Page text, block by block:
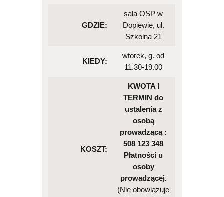
GDZIE:
sala OSP w
Dopiewie, ul.
Szkolna 21
KIEDY:
wtorek, g. od
11.30-19.00
KOSZT:
KWOTA I
TERMIN do
ustalenia z
osobą
prowadzącą :
508 123 348
Płatności u
osoby
prowadzącej.
(Nie obowiązuje